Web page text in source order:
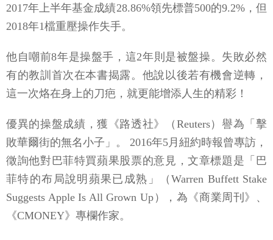
2017年上半年基金成績28.86%領先標普500的9.2%，但
2018年1檔重壓操作失手。
他自嘲前8年是操盤手，這2年則是被盤操。失敗必然
有的教訓首次在本書揭露。他說以後若有機會逆轉，
這一次烙在身上的刀疤，就更能增添人生的精彩！
優異的操盤成績，獲《路透社》（Reuters）譽為「擊
敗華爾街的無名小子」。 2016年5月紐約時報曾專訪，
徵詢他對巴菲特買蘋果股票的意見，文章標題是「巴
菲特的布局說明蘋果已成熟」（Warren Buffett Stake
Suggests Apple Is All Grown Up），為《商業周刊》、
《CMONEY》專欄作家。